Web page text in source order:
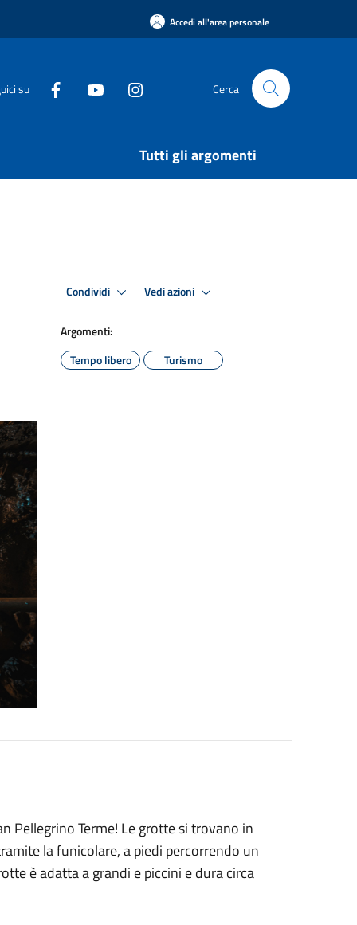
Accedi all'area personale
su Cerca
Tutti gli argomenti
Condividi Vedi azioni
Argomenti:
Tempo libero
Turismo
Pellegrino Terme! Le grotte si trovano in
la funicolare, a piedi percorrendo un
è adatta a grandi e piccini e dura circa